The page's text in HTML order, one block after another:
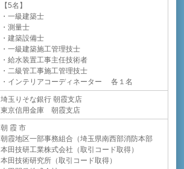
【5名】
・一級建築士
・測量士
・建築設備士
・一級建築施工管理技士
・給水装置工事主任技術者
・二級管工事施工管理技士
・インテリアコーディネーター 各１名
埼玉りそな銀行 朝霞支店
東京信用金庫 朝霞支店
朝 霞 市
朝霞地区一部事務組合（埼玉県南西部消防本部
本田技研工業株式会社（取引コード取得）
本田技術研究所（取引コード取得）